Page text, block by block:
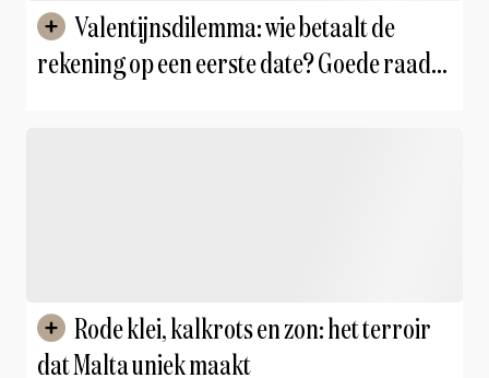
rekening op een eerste date? Goede raad
dat Malta uniek maakt